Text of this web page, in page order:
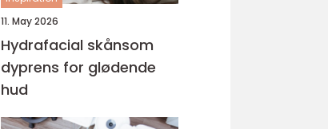
11. May 2026
Hydrafacial skånsom
dyprens for glødende
hud